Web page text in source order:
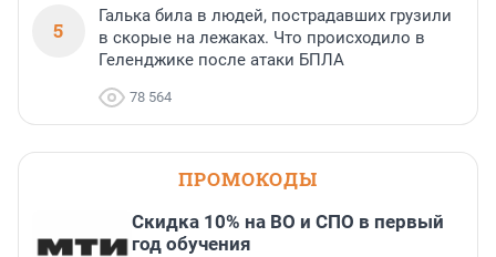
5
Галька била в людей, пострадавших грузили
в скорые на лежаках. Что происходило в
Геленджике после атаки БПЛА
78 564
ПРОМОКОДЫ
Скидка 10% на ВО и СПО в первый
год обучения